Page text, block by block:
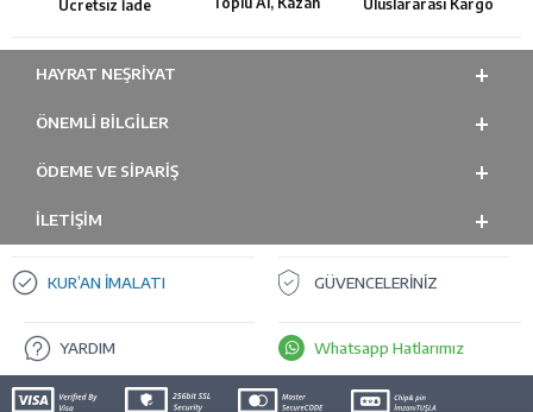
Ücretsiz İade Uluslararası Kargo
HAYRAT NEŞRIYAT
ÖNEMLI BILGILER
ÖDEME VE SİPARİŞ
İLETİŞİM
KUR’AN İMALATI GÜVENCELERİNİZ
YARDIM Whatsapp Hatlarımız